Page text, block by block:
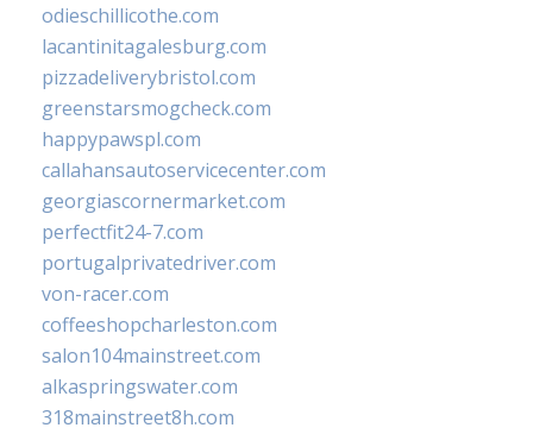
odieschillicothe.com
lacantinitagalesburg.com
pizzadeliverybristol.com
greenstarsmogcheck.com
happypawspl.com
callahansautoservicecenter.com
georgiascornermarket.com
perfectfit24-7.com
portugalprivatedriver.com
von-racer.com
coffeeshopcharleston.com
salon104mainstreet.com
alkaspringswater.com
318mainstreet8h.com